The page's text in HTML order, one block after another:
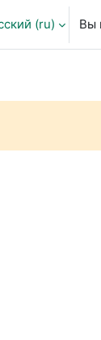
‎(ru)‎ Вы